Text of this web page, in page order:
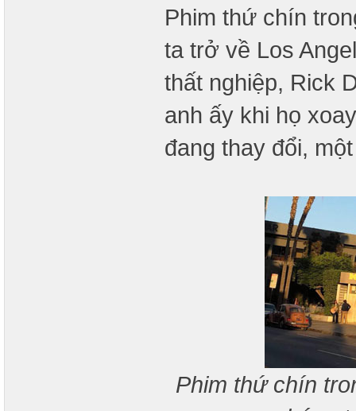
Phim thứ chín
ta trở về Los
thất nghiệp, Rick
anh ấy khi họ
đang thay đổi,
Phim thứ chín